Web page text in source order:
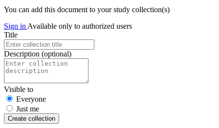
You can add this document to your study collection(s)
Sign in Available only to authorized users
Title
Description (optional)
Visible to
Everyone
Just me
Create collection